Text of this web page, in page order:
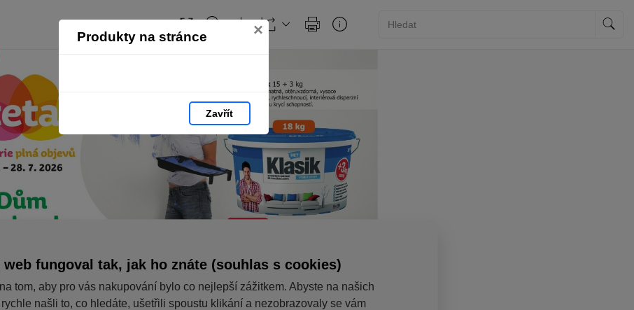
Produkty na stránce ×
Zavřít
web fungoval tak, jak ho znáte (souhlas s cookies)
tom, aby pro vás nakupování bylo co nejlepší zážitkem. Abyste na našich
našli to, co hledáte, ušetřili spoustu klikání a nezobrazovaly se vám